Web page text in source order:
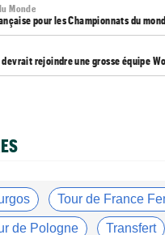
Monde
pour les Championnats du
rejoindre une grosse équipe
La diffusion TV de la 7e étape du
Toon Aerts, a mis un terme à sa
Tour de France
de Pologne Transfert